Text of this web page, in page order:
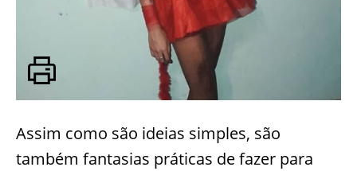
Assim como são ideias simples, são
também fantasias práticas de fazer para